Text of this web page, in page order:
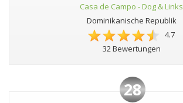
Casa de Campo - Dog & Links
Dominikanische Republik
4.7
32 Bewertungen
28